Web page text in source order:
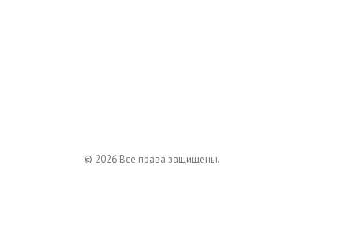
© 2026 Все права защищены.